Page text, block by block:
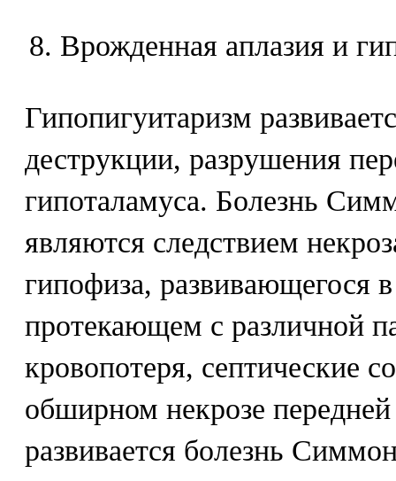
Врожденная аплазия и
Гипопигуитаризм
деструкции, разрушения
гипоталамуса. Болезнь
являются следствием
гипофиза, развивающегося
протекающем с различной
кровопотеря, септические
обширном некрозе
развивается болезнь